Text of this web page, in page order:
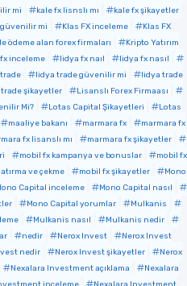
mi kale fx lisnslı mı
kale fx şikayetler
güvenilir mi Klas FX inceleme
Klas FX
ödeme alan forex firmaları
Kripto Yatırım
inceleme lidya fx naıl
lidya fx nasıl
lidya trade güvenilir mi
lidya trade
şikayetler
Lisanslı Forex Firmaası
Mi? Lotas Capital Şikayetleri
Lotas
maaliye bakanı marmara fx
marmara fx
fx lisanslı mı
marmara fx şikayetler
mobil fx kampanya ve bonuslar
mobil fx
ve çekme mobil fx şikayetler
Mono
Capital inceleme
Mono Capital nasıl
Mono Capital yorumlar
Mulkanis
Mulkanis nasıl
Mulkanis nedir
nedir Nerox Invest
Nerox Invest
nedir Nerox Invest şikayetler
Nerox
Nexalara Investment açıklama
Nexalara